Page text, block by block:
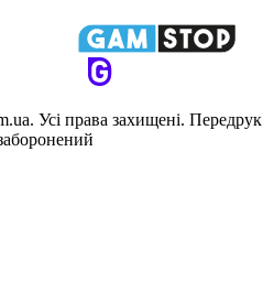
Усi права захищенi. Передрук